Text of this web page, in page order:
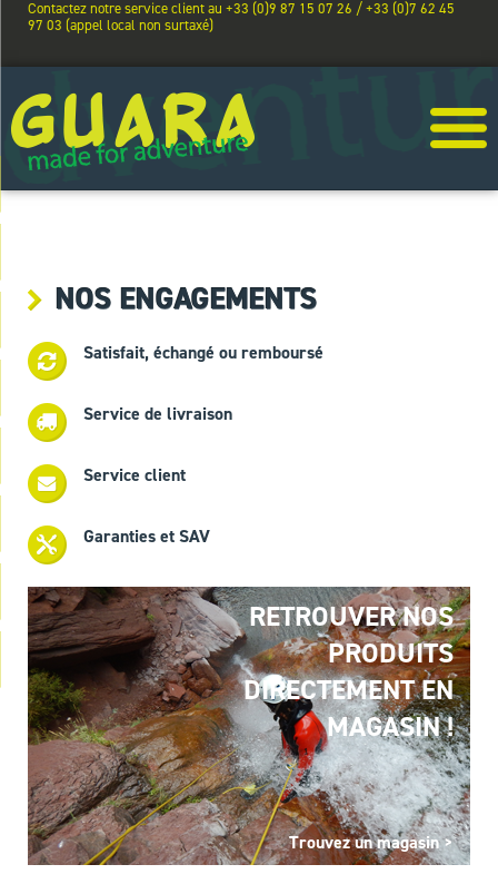
Contactez notre service client au +33 (0)9 87 15 07 26 / +33 (0)7 62 45
97 03 (appel local non surtaxé)
NOS ENGAGEMENTS
Satisfait, échangé ou remboursé
Service de livraison
Service client
Garanties et SAV
RETROUVER NOS
PRODUITS
DIRECTEMENT EN
MAGASIN !
Trouvez un magasin >